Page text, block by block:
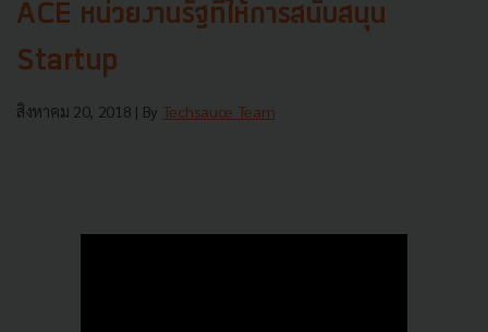
ACE หน่วยงานรัฐที่ให้การสนับสนุน
Startup
สิงหาคม 20, 2018 | By Techsauce Team